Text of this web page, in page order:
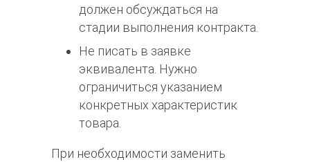
должен обсуждаться на
стадии выполнения контракта.
Не писать в заявке
эквивалента. Нужно
ограничиться указанием
конкретных характеристик
товара.
При необходимости заменить